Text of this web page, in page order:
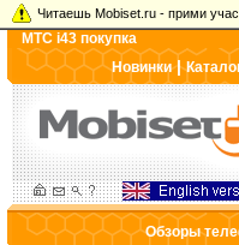
Читаешь Mobiset.ru - прими
МТС i43 покупка
Новинки|
Обзоры